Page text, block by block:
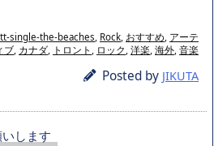
single-the-beaches, Rock, おすすめ, アーテ
ブ, カナダ, トロント , ロック , 洋楽, 海外, 音楽
Posted by JIKUTA
します